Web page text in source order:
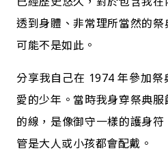
透到身體、非常理所當然的
可能不是如此。
分享我自己在 1974 年參加
愛的少年。當時我身穿祭典
的線，是像御守一樣的護身
管是大人或小孩都會配戴。